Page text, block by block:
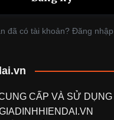
đã có tài khoản? Đăng nhập
CẤP VÀ SỬ